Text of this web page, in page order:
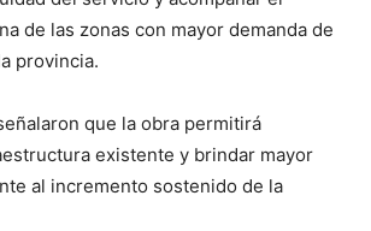
de las zonas con mayor demanda de
provincia.
que la obra permitirá
existente y brindar mayor
al incremento sostenido de la